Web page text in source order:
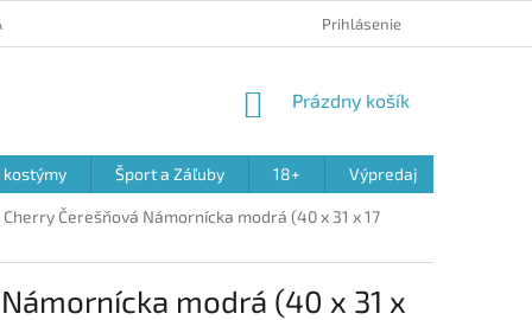
PRODUKTOV OBCHODNÉ PODMIENKY
Prihlásenie
NÁKUPNÝ
Prázdny košík
kostýmy Šport a Záľuby 18+ Výpredaj
Čerešňová Námornícka modrá (40 x 31 x 17
modrá (40 x 31 x